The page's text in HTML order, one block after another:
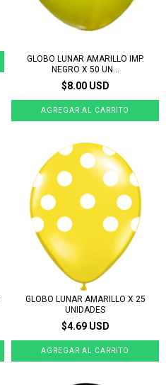
GLOBO LUNAR AMARILLO IMP.
NEGRO X 50 UN...
$8.00 USD
GLOBO LUNAR AMARILLO X 25
UNIDADES
$4.69 USD